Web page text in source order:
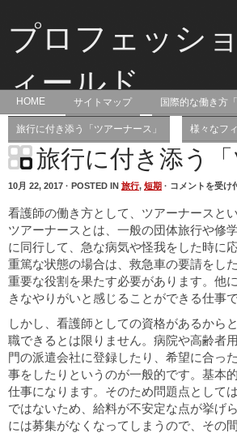
プロフェッシ
ィールド
医療スキルを活かせるのは病院だけじゃない
HOME サイトマップ 国際的な働き方
旅行に付き添う「ツアーナース」 様々なフ
旅行に付き添う
10月 22, 2017 · POSTED IN 旅行, 短期 · 旅
付
き
添
う
「ツ
ア
ー
ナ
ー
は
コメントを受け
看護師の働き方として、ツアーナースと
ツアーナースとは、一般の団体旅行や修
に同行して、急な病気や怪我をした時に
重篤な状態の場合は、救急車の要請をし
重要な役割を果たす必要があります。他
きなやりがいと感じることができる仕事で
しかし、看護師としての資格があるから
職できるとは限りません。病院や高齢者
門の派遣会社に登録したり、希望に合っ
事をしたりというのが一般的です。基本
仕事になります。そのため問題点として
ではないため、給料が不安定な点が挙げ
には募集がなくなってしまうので、その